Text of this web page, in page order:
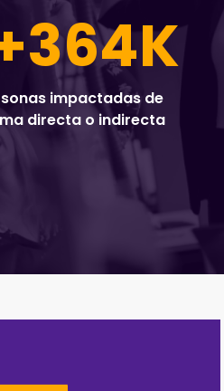
impactadas de
directa o indirecta
364K